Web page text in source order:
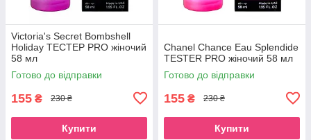
Victoria's Secret Bombshell
Holiday ТЕСТЕР PRO жіночий
58 мл
Готово до відправки
155 ₴ 230 ₴
Купити
Chanel Chance Eau Splendide
TESTER PRO жіночий 58 мл
Готово до відправки
155 ₴ 230 ₴
Купити